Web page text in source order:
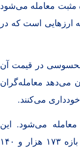
مثبت معامله می‌شود
ارزهایی است که در
محسوسی در قیمت آن
می‌دهد معامله‌گران
می‌کنند.
۱۵ تیرماه با نرخ ۱۷۴ هزار و ۶۵۲ تومان معامله می‌شود. این
استیبل‌کوین طی ۲۴ ساعت گذشته ۰.۵۱ درصد افزایش قیمت داشته و در بازه ۱۷۳ هزار و ۱۴۰